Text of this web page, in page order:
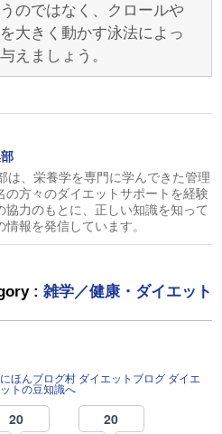
のではなく、クロールや
大きく動かす泳法によっ
えましょう。
は、栄養学を専門に学んできた管理
の方々のダイエットサポートを経験
協力のもとに、正しい知識を知って
情報を発信しています。
: 雑学／健康・ダイエット
20 20